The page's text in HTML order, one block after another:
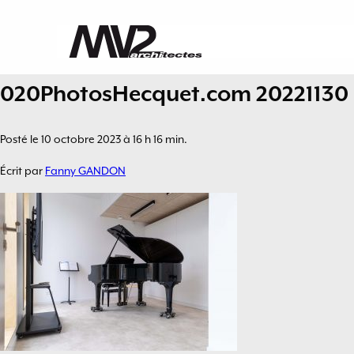
020PhotosHecquet.com 20221130
Posté le 10 octobre 2023 à 16 h 16 min.
Écrit par Fanny GANDON